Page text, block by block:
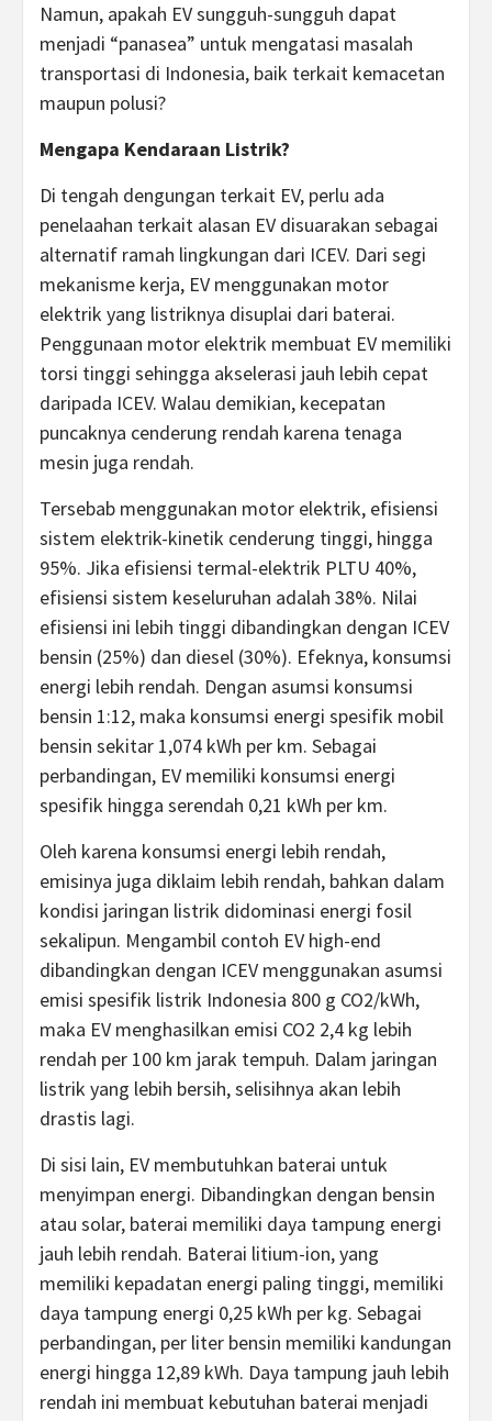
Namun, apakah EV sungguh-sungguh dapat
menjadi “panasea” untuk mengatasi masalah
transportasi di Indonesia, baik terkait kemacetan
maupun polusi?
Mengapa Kendaraan Listrik?
Di tengah dengungan terkait EV, perlu ada
penelaahan terkait alasan EV disuarakan sebagai
alternatif ramah lingkungan dari ICEV. Dari segi
mekanisme kerja, EV menggunakan motor
elektrik yang listriknya disuplai dari baterai.
Penggunaan motor elektrik membuat EV memiliki
torsi tinggi sehingga akselerasi jauh lebih cepat
daripada ICEV. Walau demikian, kecepatan
puncaknya cenderung rendah karena tenaga
mesin juga rendah.
Tersebab menggunakan motor elektrik, efisiensi
sistem elektrik-kinetik cenderung tinggi, hingga
95%. Jika efisiensi termal-elektrik PLTU 40%,
efisiensi sistem keseluruhan adalah 38%. Nilai
efisiensi ini lebih tinggi dibandingkan dengan ICEV
bensin (25%) dan diesel (30%). Efeknya, konsumsi
energi lebih rendah. Dengan asumsi konsumsi
bensin 1:12, maka konsumsi energi spesifik mobil
bensin sekitar 1,074 kWh per km. Sebagai
perbandingan, EV memiliki konsumsi energi
spesifik hingga serendah 0,21 kWh per km.
Oleh karena konsumsi energi lebih rendah,
emisinya juga diklaim lebih rendah, bahkan dalam
kondisi jaringan listrik didominasi energi fosil
sekalipun. Mengambil contoh EV high-end
dibandingkan dengan ICEV menggunakan asumsi
emisi spesifik listrik Indonesia 800 g CO2/kWh,
maka EV menghasilkan emisi CO2 2,4 kg lebih
rendah per 100 km jarak tempuh. Dalam jaringan
listrik yang lebih bersih, selisihnya akan lebih
drastis lagi.
Di sisi lain, EV membutuhkan baterai untuk
menyimpan energi. Dibandingkan dengan bensin
atau solar, baterai memiliki daya tampung energi
jauh lebih rendah. Baterai litium-ion, yang
memiliki kepadatan energi paling tinggi, memiliki
daya tampung energi 0,25 kWh per kg. Sebagai
perbandingan, per liter bensin memiliki kandungan
energi hingga 12,89 kWh. Daya tampung jauh lebih
rendah ini membuat kebutuhan baterai menjadi